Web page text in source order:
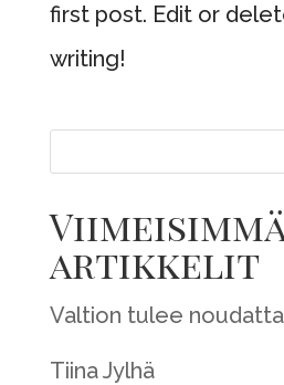
first post. Edit or
writing!
artikkelit
Valtion tulee
Tiina Jylhä